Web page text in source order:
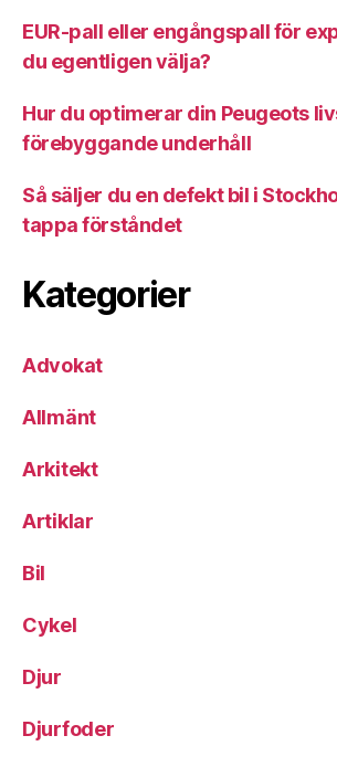
EUR-pall eller engångspall för
du egentligen välja?
Hur du optimerar din Peugeots
förebyggande underhåll
Så säljer du en defekt bil i
tappa förståndet
Kategorier
Advokat
Allmänt
Arkitekt
Artiklar
Bil
Cykel
Djur
Djurfoder